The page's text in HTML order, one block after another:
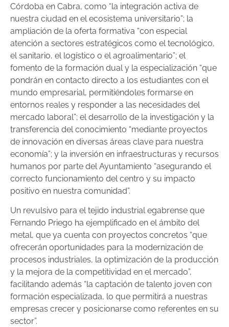
Córdoba en Cabra, como “la integración activa de
nuestra ciudad en el ecosistema universitario”; la
ampliación de la oferta formativa “con especial
atención a sectores estratégicos como el tecnológico,
el sanitario, el logístico o el agroalimentario”; el
fomento de la formación dual y la especialización “que
pondrán en contacto directo a los estudiantes con el
mundo empresarial, permitiéndoles formarse en
entornos reales y responder a las necesidades del
mercado laboral”; el desarrollo de la investigación y la
transferencia del conocimiento “mediante proyectos
de innovación en diversas áreas clave para nuestra
economía”; y la inversión en infraestructuras y recursos
humanos por parte del Ayuntamiento “asegurando el
correcto funcionamiento del centro y su impacto
positivo en nuestra comunidad”.
Un revulsivo para el tejido industrial egabrense que
Fernando Priego ha ejemplificado en el ámbito del
metal, que ya cuenta con proyectos concretos “que
ofrecerán oportunidades para la modernización de
procesos industriales, la optimización de la producción
y la mejora de la competitividad en el mercado”,
facilitando además “la captación de talento joven con
formación especializada, lo que permitirá a nuestras
empresas crecer y posicionarse como referentes en su
sector”.